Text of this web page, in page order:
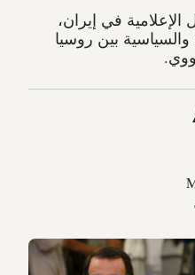
في إيران،
والسياسية بين روسيا